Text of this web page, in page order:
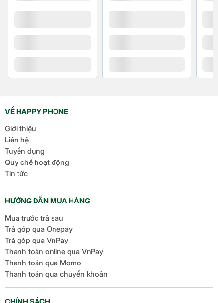
VỀ HAPPY PHONE
Giới thiệu
Liên hệ
Tuyển dụng
Quy chế hoạt động
Tin tức
HƯỚNG DẪN MUA HÀNG
Mua trước trả sau
Trả góp qua Onepay
Trả góp qua VnPay
Thanh toán online qua VnPay
Thanh toán qua Momo
Thanh toán qua chuyển khoản